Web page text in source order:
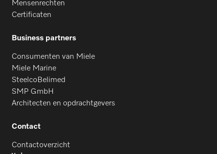
Mensenrechten
Certificaten
Business partners
Consumenten van Miele
Miele Marine
SteelcoBelimed
SMP GmbH
Architecten en opdrachtgevers
Contact
Contactoverzicht